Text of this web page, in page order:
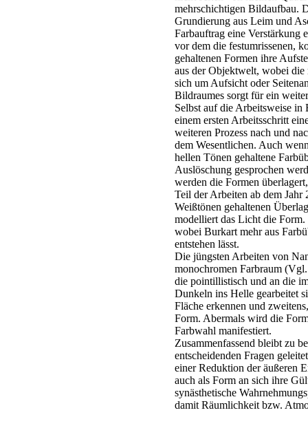
mehrschichtigen Bildaufbau.
Grundierung aus Leim und
Farbauftrag eine Verstärkung
vor dem die festumrissenen,
gehaltenen Formen ihre
aus der Objektwelt, wobei
sich um Aufsicht oder
Bildraumes sorgt für ein
Selbst auf die Arbeitsweise in
einem ersten Arbeitsschritt
weiteren Prozess nach und
dem Wesentlichen. Auch
hellen Tönen gehaltene
Auslöschung gesprochen
werden die Formen
Teil der Arbeiten ab dem Jahr
Weißtönen gehaltenen
modelliert das Licht die Form.
wobei Burkart mehr aus
entstehen lässt.
Die jüngsten Arbeiten von
monochromen Farbraum
die pointillistisch und an die
Dunkeln ins Helle gearbeitet
Fläche erkennen und
Form. Abermals wird die
Farbwahl manifestiert.
Zusammenfassend bleibt zu
entscheidenden Fragen
einer Reduktion der äußeren
auch als Form an sich ihre
synästhetische
damit Räumlichkeit bzw.